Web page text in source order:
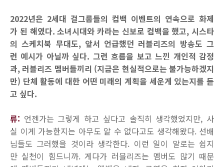
2022년은 2세대 걸그룹들의 컴백 이벤트의 연속으로 화제
가 된 해였다. 소녀시대와 카라는 신보로 컴백을 했고, 시스타
의 스케치북 무대도, 앞서 언급했던 러블리즈의 방송도 그
런 예시가 아닐까 싶다. 그런 흐름을 보고 느낀 개인적 감정
과, 러블리즈 멤버들끼리 (지금은 현실적으로는 불가능하겠지
만) 단체 활동에 대한 어떤 미래의 계획을 세운게 있는지를 듣
고 싶다.
류: 언젠가는 그렇게 하고 싶다고 솔직히 생각했었지만, 사
실 이게 가능한지는 아무도 알 수 없다고도 생각해왔다. 선배
님들도 그러했을 것이라 생각한다. 이런 일이 말로는 쉽지
만 실천이 힘드니까. 게다가 러블리즈는 멤버도 많기 때문